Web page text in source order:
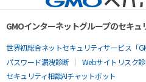
GMOインターネットグループのセキュ
世界初総合ネットセキュリティサービス「
パスワード漏洩診断
Webサイトリスク
セキュリティ相談AIチャットボット